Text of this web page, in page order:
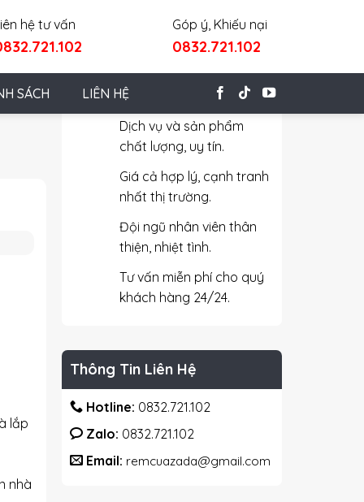
hệ tư vấn Góp ý, Khiếu nại
0832.721.102
SÁCH LIÊN HỆ
Cam Kết Với Khách Hàng
Dịch vụ và sản phẩm
chất lượng, uy tín.
Giá cả hợp lý, cạnh tranh
nhất thị trường.
Đội ngũ nhân viên thân
thiện, nhiệt tình.
Tư vấn miễn phí cho quý
khách hàng 24/24.
Thông Tin Liên Hệ
Hotline: 0832.721.102
Zalo: 0832.721.102
Email: remcuazada@gmail.com
lắp
nhà